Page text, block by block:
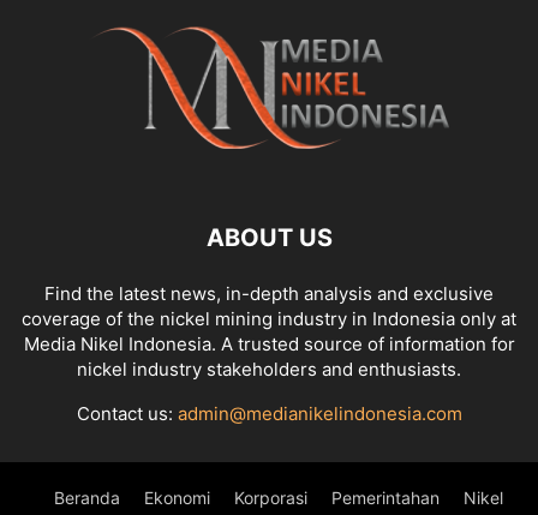
ABOUT US
Find the latest news, in-depth analysis and exclusive
coverage of the nickel mining industry in Indonesia only at
Media Nikel Indonesia. A trusted source of information for
nickel industry stakeholders and enthusiasts.
Contact us: admin@medianikelindonesia.com
Beranda Ekonomi Korporasi Pemerintahan Nikel